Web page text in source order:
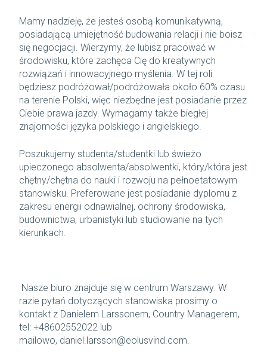
Mamy nadzieję, że jesteś osobą komunikatywną,
posiadającą umiejętność budowania relacji i nie boisz
się negocjacji. Wierzymy, że lubisz pracować w
środowisku, które zachęca Cię do kreatywnych
rozwiązań i innowacyjnego myślenia. W tej roli
będziesz podróżował/podróżowała około 60% czasu
na terenie Polski, więc niezbędne jest posiadanie przez
Ciebie prawa jazdy. Wymagamy także biegłej
znajomości języka polskiego i angielskiego.
Poszukujemy studenta/studentki lub świeżo
upieczonego absolwenta/absolwentki, który/która jest
chętny/chętna do nauki i rozwoju na pełnoetatowym
stanowisku. Preferowane jest posiadanie dyplomu z
zakresu energii odnawialnej, ochrony środowiska,
budownictwa, urbanistyki lub studiowanie na tych
kierunkach.
Nasze biuro znajduje się w centrum Warszawy. W
razie pytań dotyczących stanowiska prosimy o
kontakt z Danielem Larssonem, Country Managerem,
tel: +48602552022 lub
mailowo, daniel.larsson@eolusvind.com.